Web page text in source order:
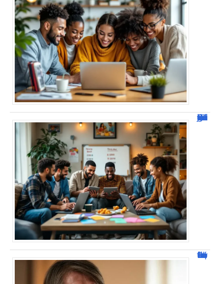
JetPunk : Quiz et jeux de culture générale
Jacques Dutronc fortune : estimation et sources de richesse !